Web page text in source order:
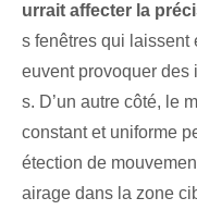
urrait affecter la
s fenêtres qui laissent
euvent provoquer⁤ des
s. D’un autre côté, le
constant et uniforme
étection de
airage dans la zone